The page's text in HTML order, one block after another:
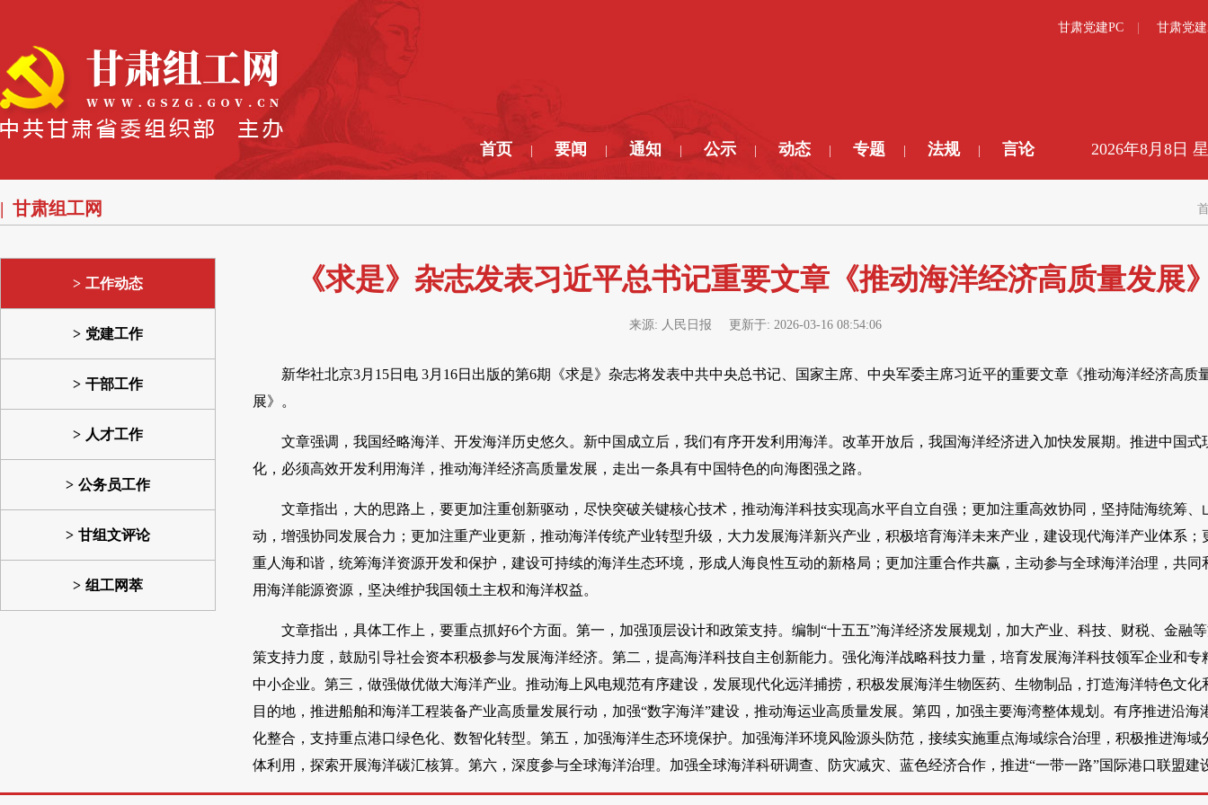
甘肃党建PC 甘肃党
首页 要闻 通知 公示 动态 专题 法规 言论 2026年8月8日
甘肃组工网
工作动态
党建工作
干部工作
人才工作
公务员工作
甘组文评论
组工网萃
《求是》杂志发表习近平总书记重要文章《推动海洋经济高质量发展
来源: 人民日报 更新于: 2026-03-16 08:54:06
新华社北京3月15日电 3月16日出版的第6期《求是》杂志将发表中共中央总书记、国家主席、中央军委主席习近平的重要文章《推动海洋经济高质
展》。
文章强调，我国经略海洋、开发海洋历史悠久。新中国成立后，我们有序开发利用海洋。改革开放后，我国海洋经济进入加快发展期。推进中国式
化，必须高效开发利用海洋，推动海洋经济高质量发展，走出一条具有中国特色的向海图强之路。
文章指出，大的思路上，要更加注重创新驱动，尽快突破关键核心技术，推动海洋科技实现高水平自立自强；更加注重高效协同，坚持陆海统筹、
动，增强协同发展合力；更加注重产业更新，推动海洋传统产业转型升级，大力发展海洋新兴产业，积极培育海洋未来产业，建设现代海洋产业体系；
重人海和谐，统筹海洋资源开发和保护，建设可持续的海洋生态环境，形成人海良性互动的新格局；更加注重合作共赢，主动参与全球海洋治理，共同
用海洋能源资源，坚决维护我国领土主权和海洋权益。
文章指出，具体工作上，要重点抓好6个方面。第一，加强顶层设计和政策支持。编制“十五五”海洋经济发展规划，加大产业、科技、财税、金融
策支持力度，鼓励引导社会资本积极参与发展海洋经济。第二，提高海洋科技自主创新能力。强化海洋战略科技力量，培育发展海洋科技领军企业和专
中小企业。第三，做强做优做大海洋产业。推动海上风电规范有序建设，发展现代化远洋捕捞，积极发展海洋生物医药、生物制品，打造海洋特色文化
目的地，推进船舶和海洋工程装备产业高质量发展行动，加强“数字海洋”建设，推动海运业高质量发展。第四，加强主要海湾整体规划。有序推进沿海
化整合，支持重点港口绿色化、数智化转型。第五，加强海洋生态环境保护。加强海洋环境风险源头防范，接续实施重点海域综合治理，积极推进海域
体利用，探索开展海洋碳汇核算。第六，深度参与全球海洋治理。加强全球海洋科研调查、防灾减灾、蓝色经济合作，推进“一带一路”国际港口联盟建